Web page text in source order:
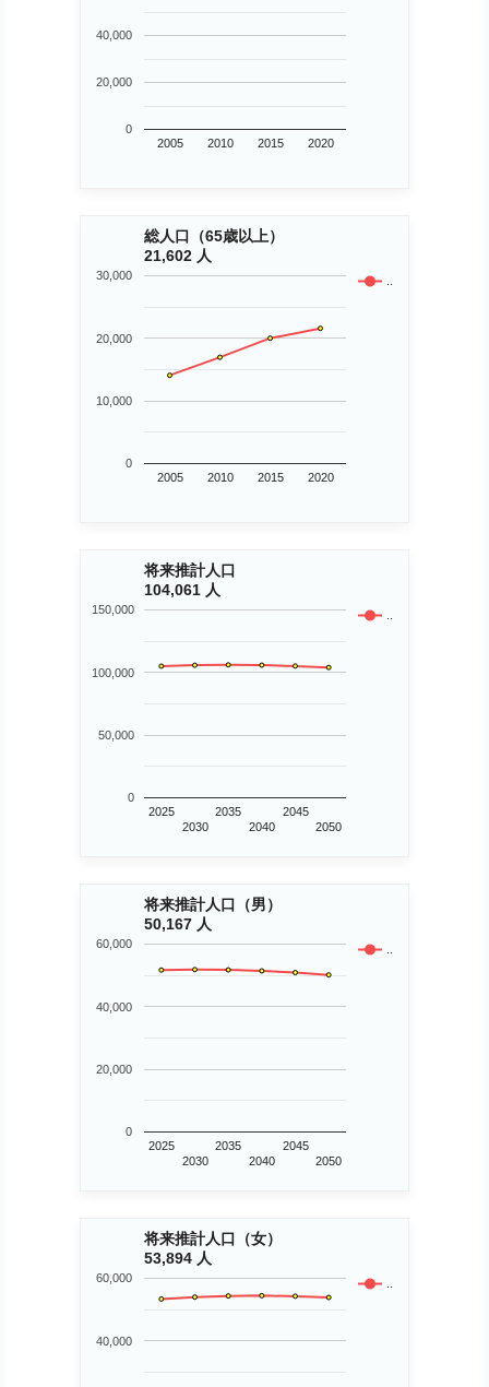
2005 2010 2015 2020
0
20,000
40,000
総人口（65歳以上）
21,602 人
..
2005 2010 2015 2020
0
10,000
20,000
30,000
将来推計人口
104,061 人
..
2025
2030
2035
2040
2045
2050
0
50,000
100,000
150,000
将来推計人口（男）
50,167 人
..
2025
2030
2035
2040
2045
2050
0
20,000
40,000
60,000
将来推計人口（女）
53,894 人
..
40,000
60,000